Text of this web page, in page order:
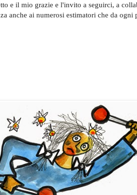
e il mio grazie e l'invito a seguirci, a
anche ai numerosi estimatori che da